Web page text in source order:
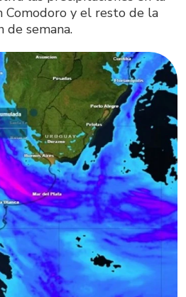
Comodoro y el resto de la
de semana.